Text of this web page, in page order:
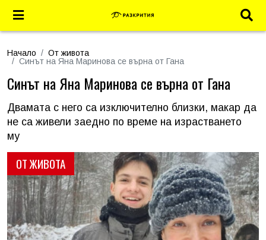
Начало
От живота
Синът на Яна Маринова се върна от Гана
ОТ ЖИВОТА
Синът на Яна Маринова се върна от Гана
Двамата с него са изключително близки, макар да
не са живели заедно по време на израстването
му